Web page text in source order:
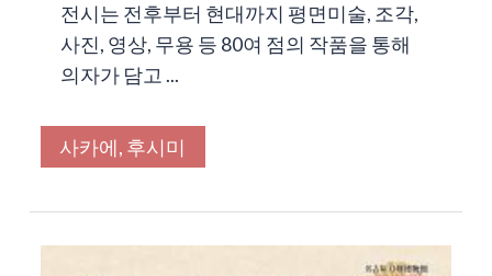
전시는 전후부터 현대까지 평면미술, 조각,
사진, 영상, 무용 등 80여 점의 작품을 통해
의자가 담고 ...
사카에, 후시미